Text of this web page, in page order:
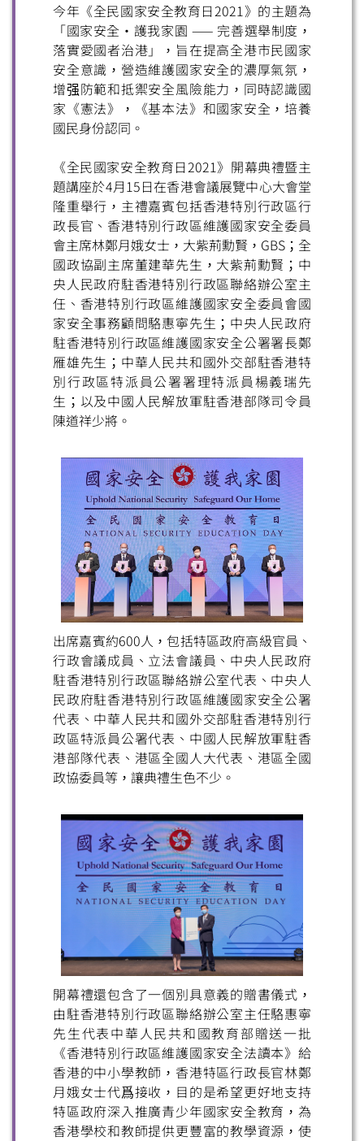
今年《全民國家安全教育日2021》的主題為
「國家安全・護我家園 —— 完善選舉制度，
落實愛國者治港」，旨在提高全港市民國家
安全意識，營造維護國家安全的濃厚氣氛，
增强防範和抵禦安全風險能力，同時認識國
家《憲法》，《基本法》和國家安全，培養
國民身份認同。
《全民國家安全教育日2021》開幕典禮暨主
題講座於4月15日在香港會議展覽中心大會堂
隆重舉行，主禮嘉賓包括香港特別行政區行
政長官、香港特別行政區維護國家安全委員
會主席林鄭月娥女士，大紫荊勳賢，GBS；全
國政協副主席董建華先生，大紫荊勳賢；中
央人民政府駐香港特別行政區聯絡辦公室主
任、香港特別行政區維護國家安全委員會國
家安全事務顧問駱惠寧先生；中央人民政府
駐香港特別行政區維護國家安全公署署長鄭
雁雄先生；中華人民共和國外交部駐香港特
別行政區特派員公署署理特派員楊義瑞先
生；以及中國人民解放軍駐香港部隊司令員
陳道祥少將。
出席嘉賓約600人，包括特區政府高級官員、
行政會議成員、立法會議員、中央人民政府
駐香港特別行政區聯絡辦公室代表、中央人
民政府駐香港特別行政區維護國家安全公署
代表、中華人民共和國外交部駐香港特別行
政區特派員公署代表、中國人民解放軍駐香
港部隊代表、港區全國人大代表、港區全國
政協委員等，讓典禮生色不少。
開幕禮還包含了一個別具意義的贈書儀式，
由駐香港特別行政區聯絡辦公室主任駱惠寧
先生代表中華人民共和國教育部贈送一批
《香港特別行政區維護國家安全法讀本》給
香港的中小學教師，香港特區行政長官林鄭
月娥女士代爲接收，目的是希望更好地支持
特區政府深入推廣青少年國家安全教育，為
香港學校和教師提供更豐富的教學資源，使